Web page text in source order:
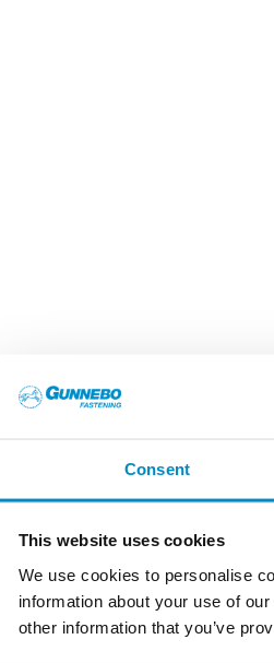
Consent
This website uses cookies
We use cookies to personalise
information about your use of
other information that you’ve